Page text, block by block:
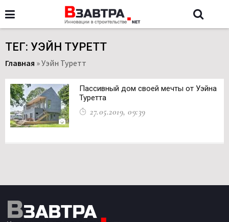
ТЕГ: УЭЙН ТУРЕТТ
Главная »Уэйн Туретт
Пассивный дом своей мечты от Уэйна
Туретта
27.05.2019, 09:39